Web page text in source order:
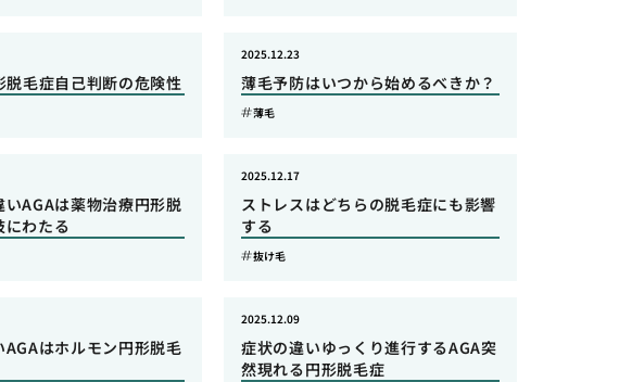
脱毛症自己判断の危険性 薄毛予防はいつから始めるべきか？
2025.12.23
薄毛
いAGAは薬物治療円形脱
にわたる
ストレスはどちらの脱毛症にも影響
する
2025.12.17
抜け毛
AGAはホルモン円形脱毛
症状の違いゆっくり進行するAGA突
然現れる円形脱毛症
2025.12.09